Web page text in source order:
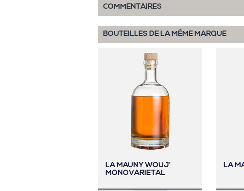
COMMENTAIRES
BOUTEILLES DE LA MÊME MARQUE
LA MAUNY WOUJ’
MONOVARIETAL
LA